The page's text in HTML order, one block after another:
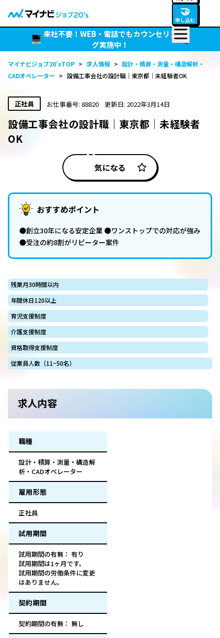
🤝
申し込む
来社不要！WEB・電話でもカウンセリン
グ実施中！
マイナビジョブ20’sTOP > 求人情報 > 設計・積算・測量・構造解析・
CADオペレーター > 設備工事会社の設計職｜東京都｜未経験者OK
正社員 お仕事番号: 88820 更新日: 2022年3月14日
設備工事会社の設計職｜東京都｜未経験者
OK
気になる
おすすめポイント
●創立30年になる安定企業 ●ワンストップでの対応が強み
●受注の約8割がリピーター案件
残業月30時間以内
年間休日120以上
育児支援制度
介護支援制度
資格取得支援制度
従業員人数（11~50名）
求人内容
職種
設計・積算・測量・構造解
析・CADオペレーター
雇用形態
正社員
試用期間
試用期間の有無： 有り
試用期間は1ヶ月です。
試用期間の労働条件に変更
はありません。
契約期間
契約期間の有無： 無し